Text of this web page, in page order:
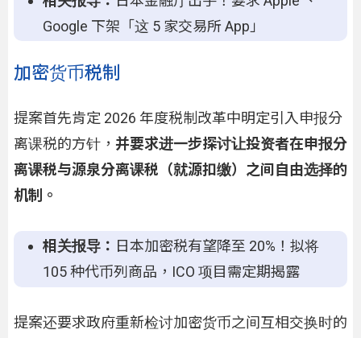
Google 下架「这 5 家交易所 App」
加密货币税制
提案首先肯定 2026 年度税制改革中明定引入申报分
离课税的方针， 并要求进一步探讨让投资者在申报分
离课税与源泉分离课税（就源扣缴）之间自由选择的
机制。
相关报导： 日本加密税有望降至 20%！拟将
105 种代币列商品，ICO 项目需定期揭露
提案还要求政府重新检讨加密货币之间互相交换时的